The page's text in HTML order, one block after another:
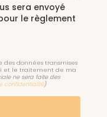
sera envoyé
le règlement
des données transmises
et le traitement de ma
ne sera faite des
confidentialité)